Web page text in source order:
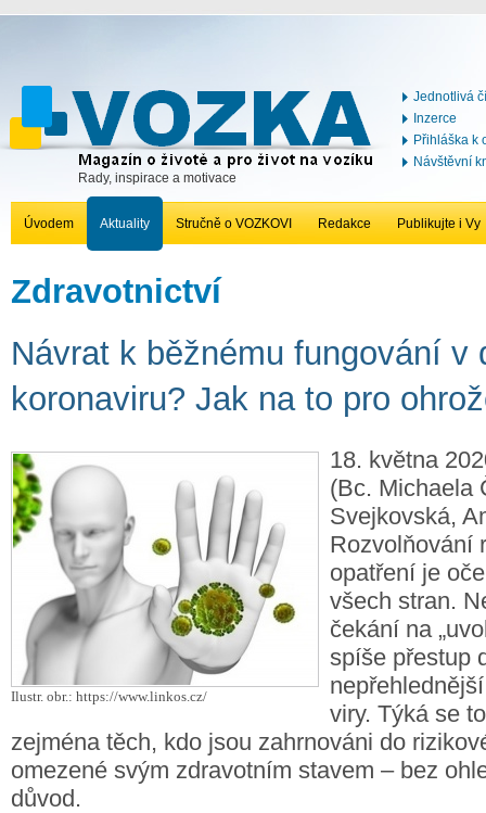
Rady, inspirace a motivace
Jednotlivá
Inzerce
Přihláška k
Návštěvní
Úvodem Aktuality Stručně o VOZKOVI Redakce Publikujte i Vy
Zdravotnictví
Návrat k běžnému fungování v
koronaviru? Jak na to pro
Ilustr. obr.: https://www.linkos.cz/
18. května
(Bc. Michaela
Svejkovská,
Rozvolňování
opatření je
všech stran.
čekání na
spíše přestup
viry. Týká se
zejména těch, kdo jsou zahrnováni do
omezené svým zdravotním stavem – bez
důvod.